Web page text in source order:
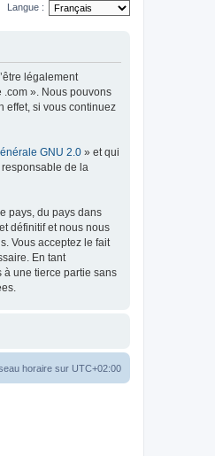
Langue :
légalement
.com ». Nous pouvons
effet, si vous continuez
GNU 2.0 » et qui
de la
pays, du pays dans
définitif et nous nous
Vous acceptez le fait
En tant
à une tierce partie sans
horaire sur UTC+02:00